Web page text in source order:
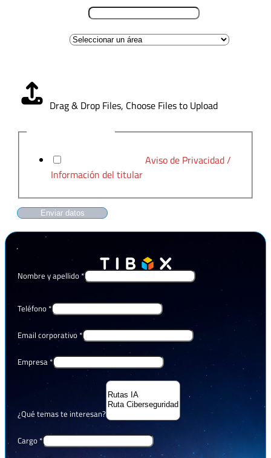
Drag & Drop Files, Choose Files to Upload
Aviso de Privacidad /
Información del titular
Enviar datos
Nombre y apellido *
Teléfono *
Email corporativo *
Empresa *
¿Qué temas te interesan?
Cargo *